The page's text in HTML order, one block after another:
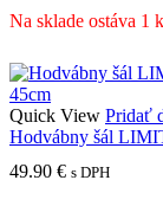
Na sklade ostáva 1
Quick View Pridať
Hodvábny šál
49.90 € s DPH